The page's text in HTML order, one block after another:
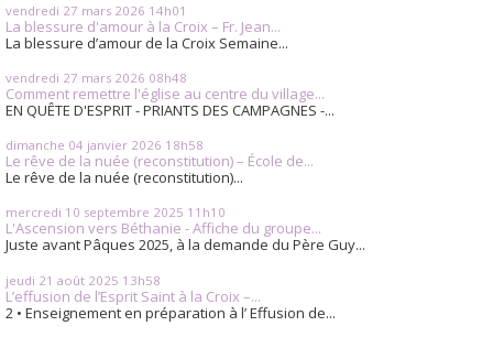
vendredi 27 mars 2026 14h01
La blessure d'amour à la Croix – Fr. Jean...
La blessure d’amour de la Croix Semaine...
vendredi 27 mars 2026 08h48
Comment remettre l'église au centre du village...
EN QUÊTE D'ESPRIT - PRIANTS DES CAMPAGNES -...
dimanche 04 janvier 2026 18h58
Le rêve de la nuée (reconstitution) – École de...
Le rêve de la nuée (reconstitution)...
mercredi 10 septembre 2025 11h10
L'Ascension vers Béthanie - Affiche du groupe...
Juste avant Pâques 2025, à la demande du Père Guy...
jeudi 21 août 2025 13h58
L’effusion de l’Esprit Saint à la Croix –...
2 • Enseignement en préparation à l’ Effusion de...